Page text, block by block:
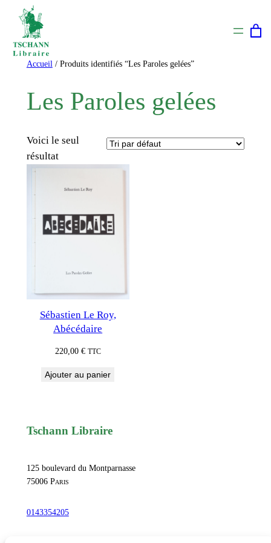
Aller
contenu
Accueil / Produits identifiés “Les Paroles gelées”
Les Paroles gelées
Voici le seul
résultat
Sébastien Le Roy,
Abécédaire
220,00 € TTC
Ajouter au panier
Tschann Libraire
125 boulevard du Montparnasse
75006 Paris
0143354205